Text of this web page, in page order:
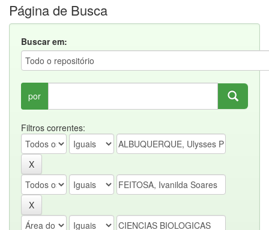
Página de Busca
Buscar em:
por
Filtros correntes: